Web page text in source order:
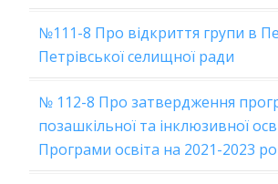
№111-8 Про відкриття групи в
Петрівської селищної ради
№ 112-8 Про затвердження
позашкільної та інклюзивної
Програми освіта на 2021-2023